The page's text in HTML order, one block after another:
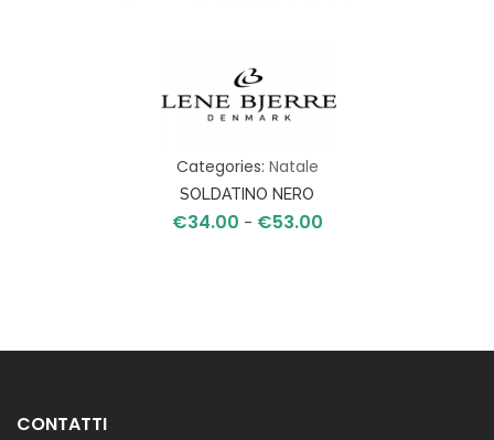
Categories: Natale
SOLDATINO NERO
€34.00 - €53.00Fascia
a
CONTATTI